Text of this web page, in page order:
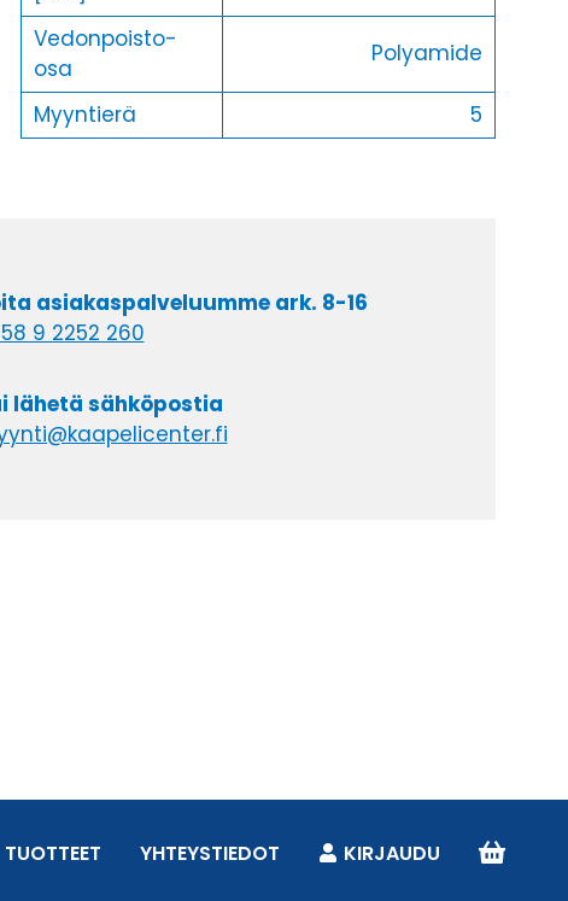
Vedonpoisto-
osa
Polyamide
Myyntierä 5
asiakaspalveluumme ark. 8-16
9 2252 260
lähetä sähköpostia
TUOTTEET YHTEYSTIEDOT KIRJAUDU